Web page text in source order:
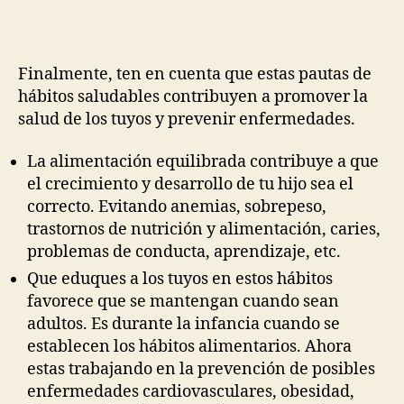
Finalmente, ten en cuenta que estas pautas de
hábitos saludables contribuyen a promover la
salud de los tuyos y prevenir enfermedades.
La alimentación equilibrada contribuye a que
el crecimiento y desarrollo de tu hijo sea el
correcto. Evitando anemias, sobrepeso,
trastornos de nutrición y alimentación, caries,
problemas de conducta, aprendizaje, etc.
Que eduques a los tuyos en estos hábitos
favorece que se mantengan cuando sean
adultos. Es durante la infancia cuando se
establecen los hábitos alimentarios. Ahora
estas trabajando en la prevención de posibles
enfermedades cardiovasculares, obesidad,